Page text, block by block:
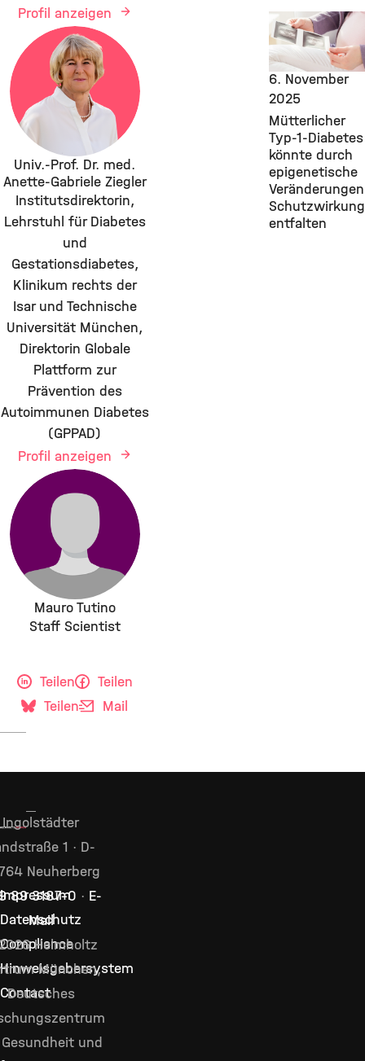
Profil anzeigen
Univ.-Prof. Dr. med.
Anette-Gabriele Ziegler
Institutsdirektorin,
Lehrstuhl für Diabetes
und
Gestationsdiabetes,
Klinikum rechts der
Isar und Technische
Universität München,
Direktorin Globale
Plattform zur
Prävention des
Autoimmunen Diabetes
(GPPAD)
Profil anzeigen
Mauro Tutino
Staff Scientist
New Research
Findings,
Diabetes, IDF,
6. November
2025
Mütterlicher
Typ-1-Diabetes
könnte durch
epigenetische
Veränderungen
Schutzwirkung
entfalten
Teilen
Teilen
Teilen
Mail
Impressum
Datenschutz
Compliance
Hinweisgebersystem
Contact
Ingolstädter
1 · D-
Neuherberg
89 3187–0 · E-
Mail
Helmholtz
München,
Deutsches
und